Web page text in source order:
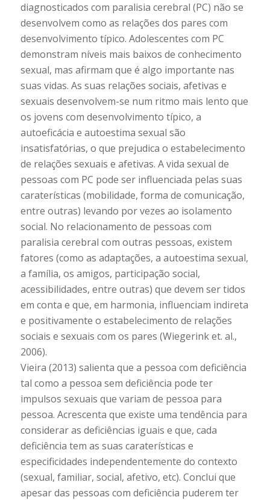
diagnosticados com paralisia cerebral (PC) não se
desenvolvem como as relações dos pares com
desenvolvimento típico. Adolescentes com PC
demonstram níveis mais baixos de conhecimento
sexual, mas afirmam que é algo importante nas
suas vidas. As suas relações sociais, afetivas e
sexuais desenvolvem-se num ritmo mais lento que
os jovens com desenvolvimento típico, a
autoeficácia e autoestima sexual são
insatisfatórias, o que prejudica o estabelecimento
de relações sexuais e afetivas. A vida sexual de
pessoas com PC pode ser influenciada pelas suas
caraterísticas (mobilidade, forma de comunicação,
entre outras) levando por vezes ao isolamento
social. No relacionamento de pessoas com
paralisia cerebral com outras pessoas, existem
fatores (como as adaptações, a autoestima sexual,
a família, os amigos, participação social,
acessibilidades, entre outras) que devem ser tidos
em conta e que, em harmonia, influenciam indireta
e positivamente o estabelecimento de relações
sociais e sexuais com os pares (Wiegerink et. al.,
2006).
Vieira (2013) salienta que a pessoa com deficiência
tal como a pessoa sem deficiência pode ter
impulsos sexuais que variam de pessoa para
pessoa. Acrescenta que existe uma tendência para
considerar as deficiências iguais e que, cada
deficiência tem as suas caraterísticas e
especificidades independentemente do contexto
(sexual, familiar, social, afetivo, etc). Conclui que
apesar das pessoas com deficiência puderem ter